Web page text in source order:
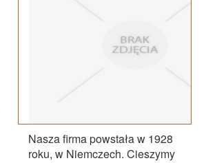
Nasza firma powstała w 1928
roku, w Niemczech. Cieszymy